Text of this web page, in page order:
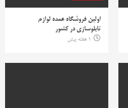
اولین فروشگاه عمده لوازم
تابلوسازی در کشور
1 هفته پیش